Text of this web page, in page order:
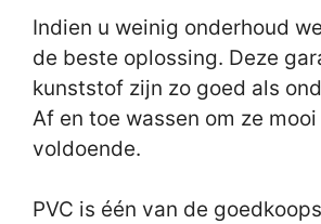
Indien u weinig onderhoud
de beste oplossing. Deze
kunststof zijn zo goed als
Af en toe wassen om ze
voldoende.
PVC is één van de